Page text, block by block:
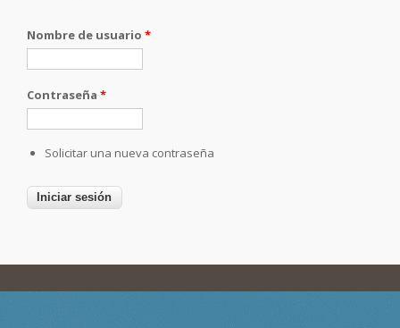
Nombre de usuario *
Contraseña *
Solicitar una nueva contraseña